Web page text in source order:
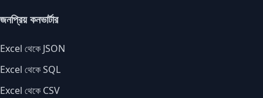
জনপ্রিয় কনভার্টার
Excel থেকে JSON
Excel থেকে SQL
Excel থেকে CSV